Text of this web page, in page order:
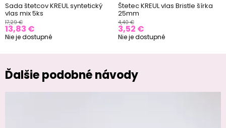
Sada štetcov KREUL syntetický
vlas mix 5ks
17,29 €
13,83 €
Nie je dostupné
Štetec KREUL vlas Bristle šírka
25mm
4,40 €
3,52 €
Nie je dostupné
Ďalšie podobné návody